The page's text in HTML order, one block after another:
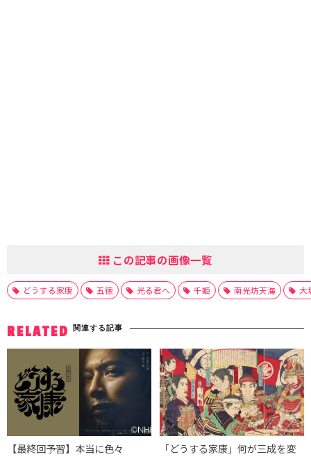
この記事の画像一覧
どうする家康 五徳 光る君へ 千姫 南光坊天海 大
RELATED 関連する記事
【最終回予習】本当に色々
「どうする家康」何が三成を変